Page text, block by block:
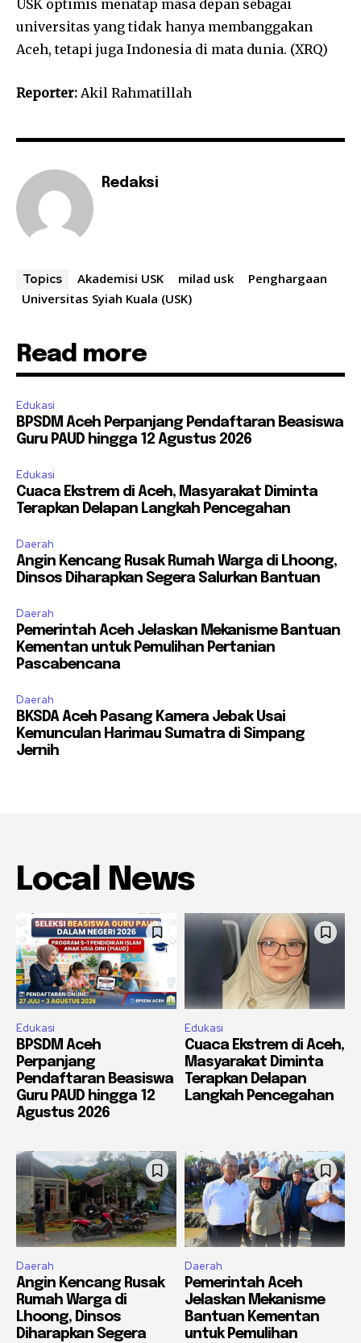
USK optimis menatap masa depan sebagai
universitas yang tidak hanya membanggakan
Aceh, tetapi juga Indonesia di mata dunia. (XRQ)
Reporter: Akil Rahmatillah
Redaksi
Topics Akademisi USK milad usk
Penghargaan
Universitas Syiah Kuala (USK)
Read more
Edukasi
BPSDM Aceh Perpanjang Pendaftaran Beasiswa
Guru PAUD hingga 12 Agustus 2026
Edukasi
Cuaca Ekstrem di Aceh, Masyarakat Diminta
Terapkan Delapan Langkah Pencegahan
Daerah
Angin Kencang Rusak Rumah Warga di Lhoong,
Dinsos Diharapkan Segera Salurkan Bantuan
Daerah
Pemerintah Aceh Jelaskan Mekanisme Bantuan
Kementan untuk Pemulihan Pertanian
Pascabencana
Daerah
BKSDA Aceh Pasang Kamera Jebak Usai
Kemunculan Harimau Sumatra di Simpang
Jernih
Local News
Edukasi
BPSDM Aceh
Perpanjang
Pendaftaran Beasiswa
Guru PAUD hingga 12
Agustus 2026
Edukasi
Cuaca Ekstrem di Aceh,
Masyarakat Diminta
Terapkan Delapan
Langkah Pencegahan
Daerah
Angin Kencang Rusak
Rumah Warga di
Lhoong, Dinsos
Diharapkan Segera
Daerah
Pemerintah Aceh
Jelaskan Mekanisme
Bantuan Kementan
untuk Pemulihan